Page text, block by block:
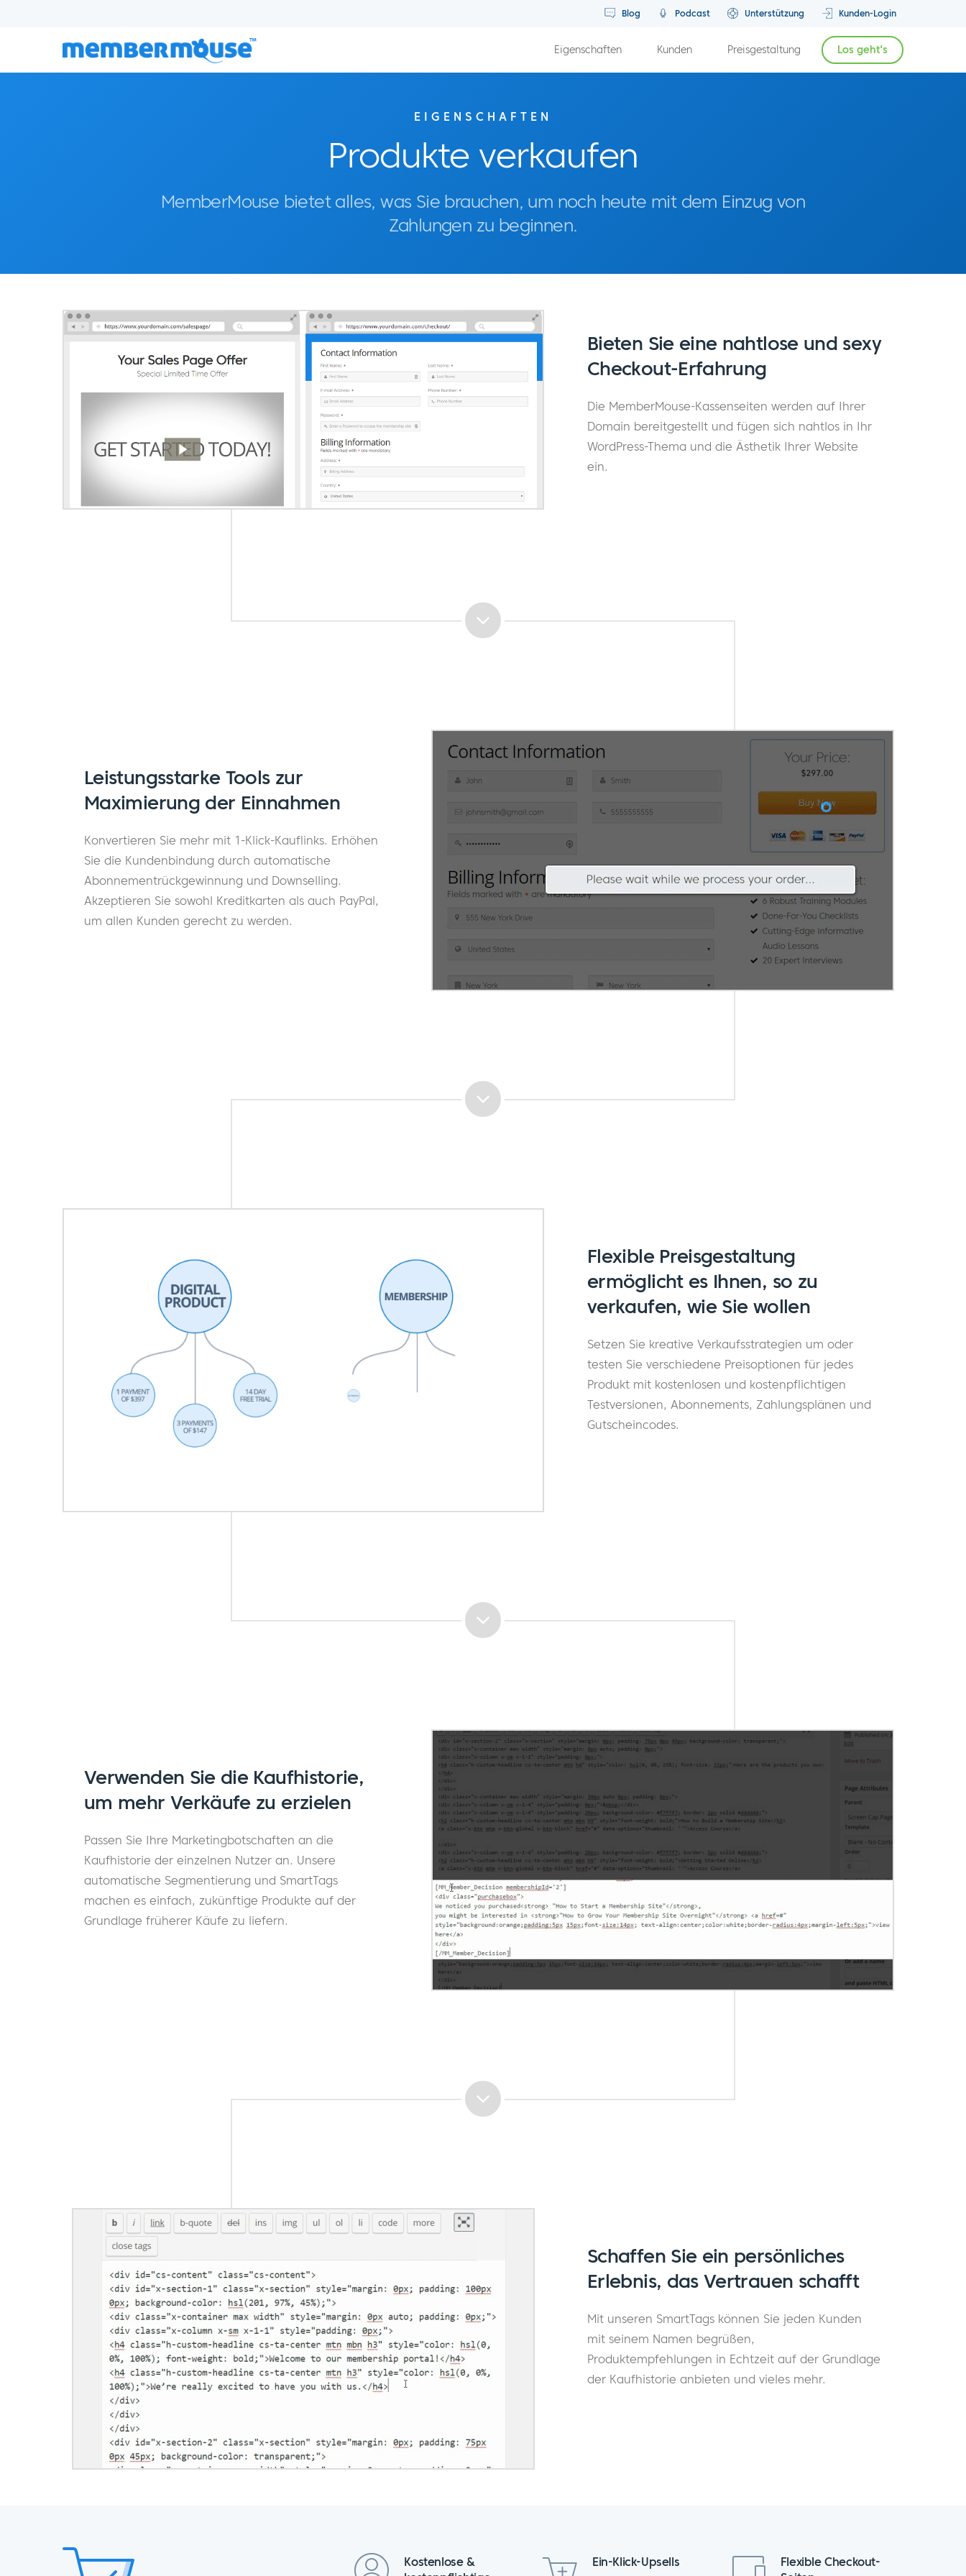
Blog Podcast Unterstützung Kunden-Login
Eigenschaften Kunden Preisgestaltung Los geht's
EIGENSCHAFTEN
Produkte verkaufen
MemberMouse bietet alles, was Sie brauchen, um noch heute mit dem Einzug von
Zahlungen zu beginnen.
Bieten Sie eine nahtlose und sexy
Checkout-Erfahrung
Die MemberMouse-Kassenseiten werden auf Ihrer
Domain bereitgestellt und fügen sich nahtlos in Ihr
WordPress-Thema und die Ästhetik Ihrer Website
ein.
Leistungsstarke Tools zur
Maximierung der Einnahmen
Konvertieren Sie mehr mit 1-Klick-Kauflinks. Erhöhen
Sie die Kundenbindung durch automatische
Abonnementrückgewinnung und Downselling.
Akzeptieren Sie sowohl Kreditkarten als auch PayPal,
um allen Kunden gerecht zu werden.
Flexible Preisgestaltung
ermöglicht es Ihnen, so zu
verkaufen, wie Sie wollen
Setzen Sie kreative Verkaufsstrategien um oder
testen Sie verschiedene Preisoptionen für jedes
Produkt mit kostenlosen und kostenpflichtigen
Testversionen, Abonnements, Zahlungsplänen und
Gutscheincodes.
Verwenden Sie die Kaufhistorie,
um mehr Verkäufe zu erzielen
Passen Sie Ihre Marketingbotschaften an die
Kaufhistorie der einzelnen Nutzer an. Unsere
automatische Segmentierung und SmartTags
machen es einfach, zukünftige Produkte auf der
Grundlage früherer Käufe zu liefern.
Schaffen Sie ein persönliches
Erlebnis, das Vertrauen schafft
Mit unseren SmartTags können Sie jeden Kunden
mit seinem Namen begrüßen,
Produktempfehlungen in Echtzeit auf der Grundlage
der Kaufhistorie anbieten und vieles mehr.
Kostenlose &
Ein-Klick-Upsells
Flexible Checkout-